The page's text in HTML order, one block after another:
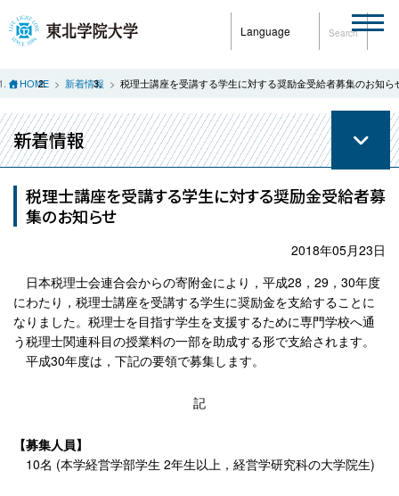
Language Search
HOME 新着情報 税理士講座を受講する学生に対する奨励金受給者募集のお知ら
新着情報
税理士講座を受講する学生に対する奨励金受給者募
集のお知らせ
2018年05月23日
日本税理士会連合会からの寄附金により，平成28，29，30年度
にわたり，税理士講座を受講する学生に奨励金を支給することに
なりました。税理士を目指す学生を支援するために専門学校へ通
う税理士関連科目の授業料の一部を助成する形で支給されます。
平成30年度は，下記の要領で募集します。
記
【募集人員】
10名 (本学経営学部学生 2年生以上，経営学研究科の大学院生)